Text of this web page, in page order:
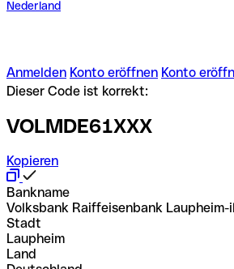
Nederland
Anmelden Konto eröffnen Konto
Dieser Code ist korrekt:
VOLMDE61XXX
Kopieren
Bankname
Volksbank Raiffeisenbank Laupheim-
Stadt
Laupheim
Land